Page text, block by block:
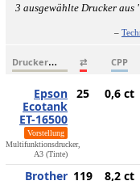
3 ausgewählte Drucker
–
D
ruckername ⇄ CPP
Epson
Ecotank
ET-16500
Vorstellung
Multifunktionsdrucker,
A3 (Tinte)
25 0,6 ct
Brother 119 8,2 ct